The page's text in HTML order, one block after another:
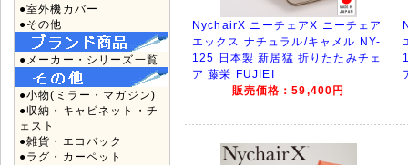
●室外機カバー
●その他
●メーカー・シリーズ一覧
●小物(ミラー・マガジン)
●収納・キャビネット・チ
ェスト
●雑貨・エコバック
●ラグ・カーペット
NychairX ニーチェアX ニーチェア
エックス ナチュラル/キャメル NY-
125 日本製 新居猛 折りたたみチェ
ア 藤栄 FUJIEI
販売価格：59,400円